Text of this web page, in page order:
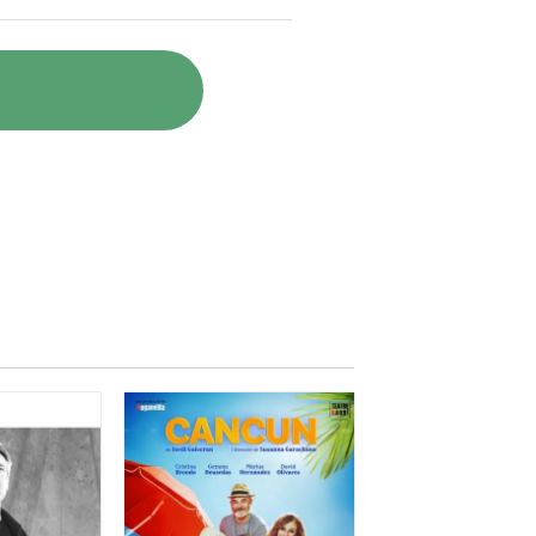
qual Rafa Maza a través no
i de les diferents civilitzacions.
complex, ens porta per un
de paraules per minut que